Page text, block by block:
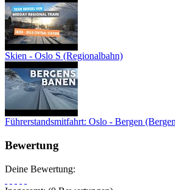
Skien - Oslo S (Regionalbahn)
Führerstandsmitfahrt: Oslo - Bergen
Bewertung
Deine Bewertung: